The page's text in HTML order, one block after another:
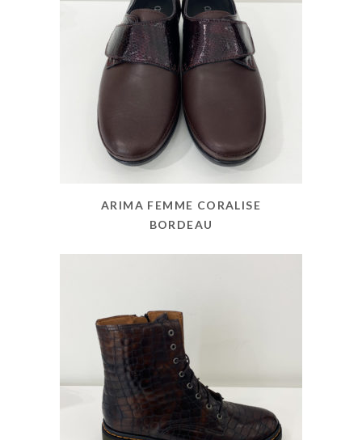
ARIMA FEMME CORALISE
BORDEAU